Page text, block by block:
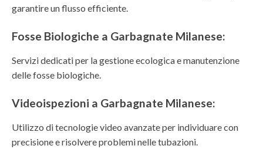
garantire un flusso efficiente.
Fosse Biologiche a Garbagnate Milanese:
Servizi dedicati per la gestione ecologica e manutenzione
delle fosse biologiche.
Videoispezioni a Garbagnate Milanese:
Utilizzo di tecnologie video avanzate per individuare con
precisione e risolvere problemi nelle tubazioni.